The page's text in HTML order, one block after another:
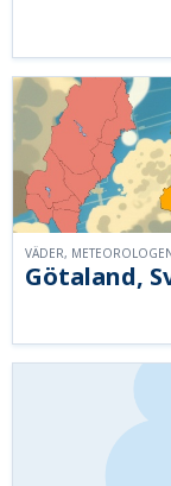
Götaland,
VÄDER,